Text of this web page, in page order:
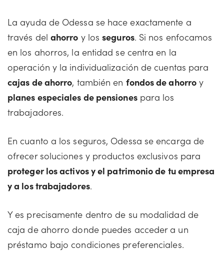
La ayuda de Odessa se hace exactamente a
través del ahorro y losseguros. Si nos enfocamos
en los ahorros, la entidad se centra en la
operación y la individualización de cuentas para
cajas de ahorro, también en fondos de ahorroy
planes especiales de pensionespara los
trabajadores.
En cuanto a los seguros, Odessa se encarga de
ofrecer soluciones y productos exclusivos para
proteger los activos y el patrimonio de tu empresa
y a los trabajadores.
Y es precisamente dentro de su modalidad de
caja de ahorro donde puedes acceder a un
préstamo bajo condiciones preferenciales.